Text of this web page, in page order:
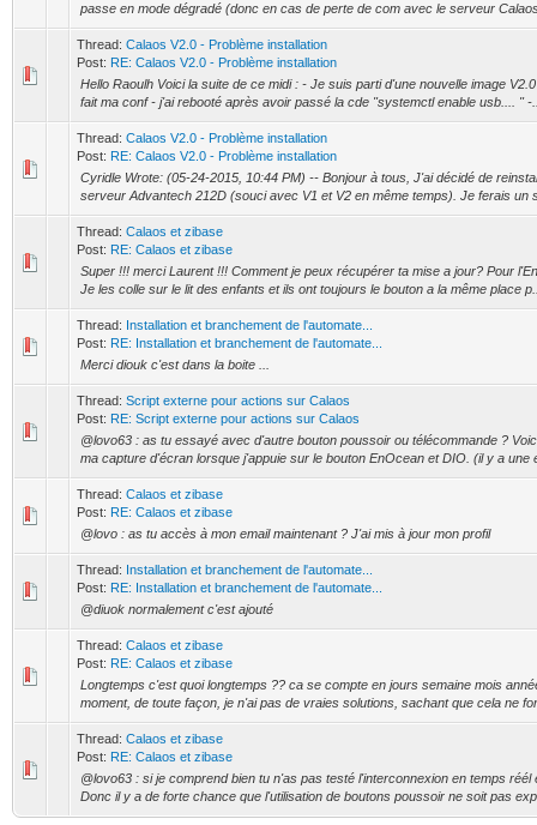
passe en mode dégradé (donc en cas de perte de com avec le serveur
Thread: Calaos V2.0 - Problème installation
Post: RE: Calaos V2.0 - Problème installation
Hello Raoulh Voici la suite de ce midi : - Je suis parti d'une nouvelle image
fait ma conf - j'ai rebooté après avoir passé la cde "systemctl enable usb.... " -
Thread: Calaos V2.0 - Problème installation
Post: RE: Calaos V2.0 - Problème installation
Cyridle Wrote: (05-24-2015, 10:44 PM) -- Bonjour à tous, J'ai décidé de
serveur Advantech 212D (souci avec V1 et V2 en même temps). Je ferais un
Thread: Calaos et zibase
Post: RE: Calaos et zibase
Super !!! merci Laurent !!! Comment je peux récupérer ta mise a jour? Pour
Je les colle sur le lit des enfants et ils ont toujours le bouton a la même place
Thread: Installation et branchement de l'automate...
Post: RE: Installation et branchement de l'automate...
Merci diouk c'est dans la boite ...
Thread: Script externe pour actions sur Calaos
Post: RE: Script externe pour actions sur Calaos
@lovo63 : as tu essayé avec d'autre bouton poussoir ou télécommande ?
ma capture d'écran lorsque j'appuie sur le bouton EnOcean et DIO. (il y a une
Thread: Calaos et zibase
Post: RE: Calaos et zibase
@lovo : as tu accès à mon email maintenant ? J'ai mis à jour mon profil
Thread: Installation et branchement de l'automate...
Post: RE: Installation et branchement de l'automate...
@diuok normalement c'est ajouté
Thread: Calaos et zibase
Post: RE: Calaos et zibase
Longtemps c'est quoi longtemps ?? ca se compte en jours semaine mois
moment, de toute façon, je n'ai pas de vraies solutions, sachant que cela ne
Thread: Calaos et zibase
Post: RE: Calaos et zibase
@lovo63 : si je comprend bien tu n'as pas testé l'interconnexion en temps réél
Donc il y a de forte chance que l'utilisation de boutons poussoir ne soit pas